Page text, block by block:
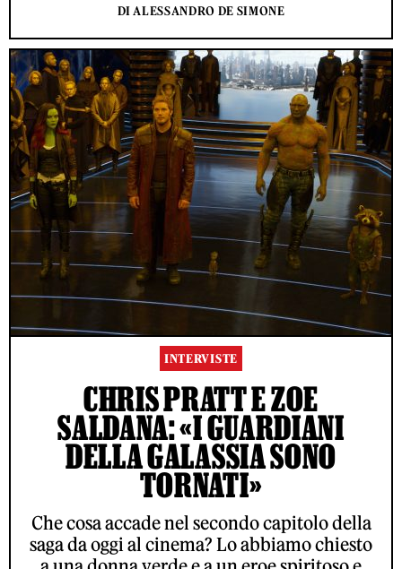
DI ALESSANDRO DE SIMONE
INTERVISTE
CHRIS PRATT E ZOE
SALDANA: «I GUARDIANI
DELLA GALASSIA SONO
TORNATI»
Che cosa accade nel secondo capitolo della
saga da oggi al cinema? Lo abbiamo chiesto